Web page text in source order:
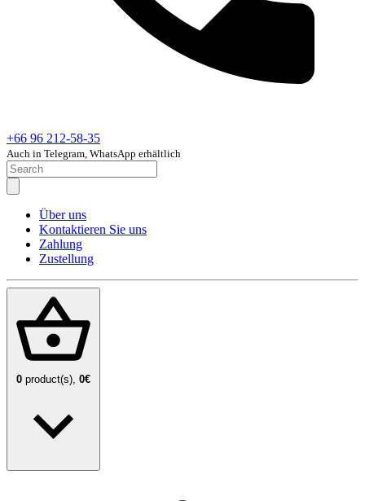
+66 96 212-58-35
Auch in Telegram, WhatsApp erhältlich
Über uns
Kontaktieren Sie uns
Zahlung
Zustellung
0 product(s), 0€